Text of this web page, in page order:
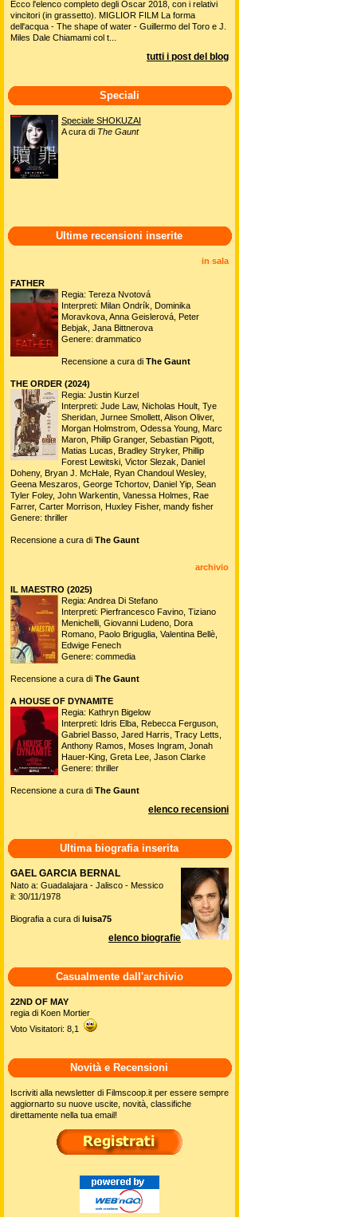
Ecco l'elenco completo degli Oscar 2018, con i relativi
vincitori (in grassetto). MIGLIOR FILM La forma
dell'acqua - The shape of water - Guillermo del Toro e J.
Miles Dale Chiamami col t...
tutti i post del blog
Speciali
Speciale SHOKUZAI
A cura di The Gaunt
Ultime recensioni inserite
in sala
FATHER
Regia: Tereza Nvotová
Interpreti: Milan Ondrík, Dominika
Moravkova, Anna Geislerová, Peter
Bebjak, Jana Bittnerova
Genere: drammatico
Recensione a cura di The Gaunt
THE ORDER (2024)
Regia: Justin Kurzel
Interpreti: Jude Law, Nicholas Hoult, Tye
Sheridan, Jurnee Smollett, Alison Oliver,
Morgan Holmstrom, Odessa Young, Marc
Maron, Philip Granger, Sebastian Pigott,
Matias Lucas, Bradley Stryker, Phillip
Forest Lewitski, Victor Slezak, Daniel
Doheny, Bryan J. McHale, Ryan Chandoul Wesley,
Geena Meszaros, George Tchortov, Daniel Yip, Sean
Tyler Foley, John Warkentin, Vanessa Holmes, Rae
Farrer, Carter Morrison, Huxley Fisher, mandy fisher
Genere: thriller
Recensione a cura di The Gaunt
archivio
IL MAESTRO (2025)
Regia: Andrea Di Stefano
Interpreti: Pierfrancesco Favino, Tiziano
Menichelli, Giovanni Ludeno, Dora
Romano, Paolo Briguglia, Valentina Bellè,
Edwige Fenech
Genere: commedia
Recensione a cura di The Gaunt
A HOUSE OF DYNAMITE
Regia: Kathryn Bigelow
Interpreti: Idris Elba, Rebecca Ferguson,
Gabriel Basso, Jared Harris, Tracy Letts,
Anthony Ramos, Moses Ingram, Jonah
Hauer-King, Greta Lee, Jason Clarke
Genere: thriller
Recensione a cura di The Gaunt
elenco recensioni
Ultima biografia inserita
GAEL GARCIA BERNAL
Nato a: Guadalajara - Jalisco - Messico
il: 30/11/1978
Biografia a cura di luisa75
elenco biografie
Casualmente dall'archivio
22ND OF MAY
regia di Koen Mortier
Voto Visitatori: 8,1
Novità e Recensioni
Iscriviti alla newsletter di Filmscoop.it per essere sempre
aggiornarto su nuove uscite, novità, classifiche
direttamente nella tua email!